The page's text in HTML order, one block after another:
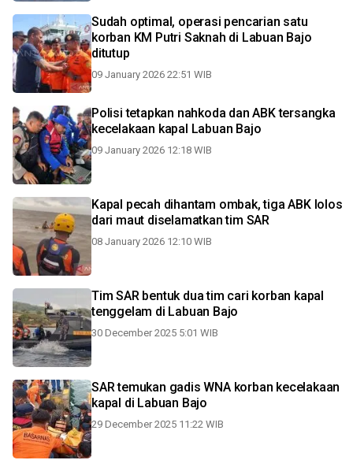
Sudah optimal, operasi pencarian satu
korban KM Putri Saknah di Labuan Bajo
ditutup
09 January 2026 22:51 WIB
Polisi tetapkan nahkoda dan ABK tersangka
kecelakaan kapal Labuan Bajo
09 January 2026 12:18 WIB
Kapal pecah dihantam ombak, tiga ABK lolos
dari maut diselamatkan tim SAR
08 January 2026 12:10 WIB
Tim SAR bentuk dua tim cari korban kapal
tenggelam di Labuan Bajo
30 December 2025 5:01 WIB
SAR temukan gadis WNA korban kecelakaan
kapal di Labuan Bajo
29 December 2025 11:22 WIB